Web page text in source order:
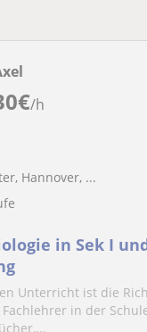
€/h
Hannover, ...
in Sek I
Unterricht ist die
in der